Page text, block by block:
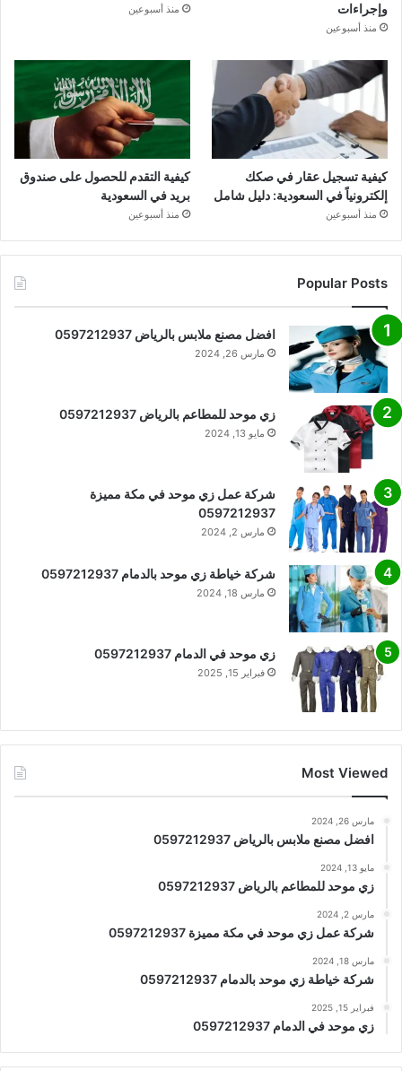
وإجراءات
منذ أسبوعين
منذ أسبوعين
كيفية تسجيل عقار في صكك
إلكترونياً في السعودية: دليل شامل
منذ أسبوعين
كيفية التقدم للحصول على صندوق
بريد في السعودية
منذ أسبوعين
Popular Posts
افضل مصنع ملابس بالرياض 0597212937
مارس 26, 2024
زي موحد للمطاعم بالرياض 0597212937
مايو 13, 2024
شركة عمل زي موحد في مكة مميزة
0597212937
مارس 2, 2024
شركة خياطة زي موحد بالدمام 0597212937
مارس 18, 2024
زي موحد في الدمام 0597212937
فبراير 15, 2025
Most Viewed
مارس 26, 2024
افضل مصنع ملابس بالرياض 0597212937
مايو 13, 2024
زي موحد للمطاعم بالرياض 0597212937
مارس 2, 2024
شركة عمل زي موحد في مكة مميزة 0597212937
مارس 18, 2024
شركة خياطة زي موحد بالدمام 0597212937
فبراير 15, 2025
زي موحد في الدمام 0597212937